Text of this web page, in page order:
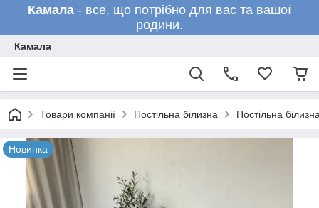
Камала - все, що потрібно для вас та вашої
родини.
Камала
Товари компанії Постільна білизна Постільна
Новинка